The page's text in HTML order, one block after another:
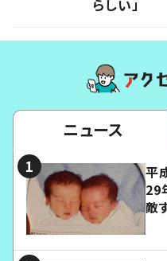
らしい」
ニュース
平
29
敵